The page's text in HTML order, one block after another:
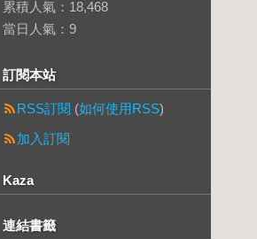
累積人氣： 18,468
當日人氣： 9
訂閱本站
RSS訂閱 (如何使用RSS)
加入訂閱
Kaza
連結書籤